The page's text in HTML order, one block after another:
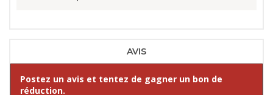
AVIS
Postez un avis et tentez de gagner un bon de
réduction.